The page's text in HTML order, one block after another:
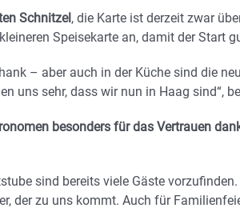
Schnitzel, die Karte ist derzeit zwar
Speisekarte an, damit der Start
– aber auch in der Küche sind die
uns sehr, dass wir nun in Haag sind“,
besonders für das Vertrauen
sind bereits viele Gäste
der zu uns kommt. Auch für